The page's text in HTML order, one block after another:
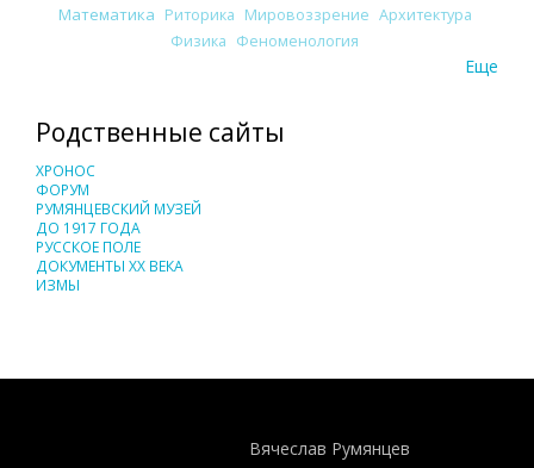
Математика Риторика Мировоззрение Архитектура
Физика Феноменология
Еще
Родственные сайты
ХРОНОС
ФОРУМ
РУМЯНЦЕВСКИЙ МУЗЕЙ
ДО 1917 ГОДА
РУССКОЕ ПОЛЕ
ДОКУМЕНТЫ XX ВЕКА
ИЗМЫ
Вячеслав Румянцев